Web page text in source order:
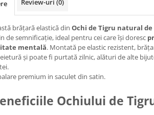
Review-uri (0)
brățară elastică din Ochi de Tigru natural de
de semnificație, ideal pentru cei care își doresc
mentală. Montată pe elastic rezistent,
și poate fi purtată zilnic, alături de alte
premium in saculet din satin.
Ochiului de